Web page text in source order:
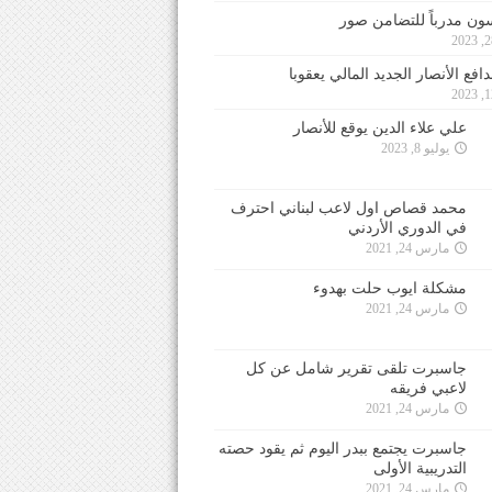
مدرباً للتضامن صور
الأنصار الجديد المالي يعقوبا
علي علاء الدين يوقع للأنصار
يوليو 8, 2023
محمد قصاص اول لاعب لبناني احترف
في الدوري الأردني
مارس 24, 2021
مشكلة ايوب حلت بهدوء
مارس 24, 2021
جاسبرت تلقى تقرير شامل عن كل
لاعبي فريقه
مارس 24, 2021
جاسبرت يجتمع ببدر اليوم ثم يقود حصته
التدريبية الأولى
مارس 24, 2021